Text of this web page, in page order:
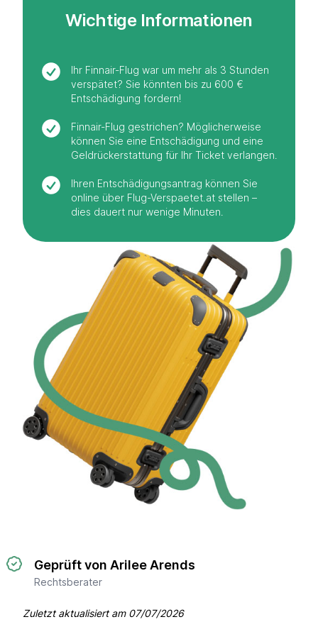
Wichtige Informationen
Ihr Finnair-Flug war um mehr als 3 Stunden
verspätet? Sie könnten bis zu 600 €
Entschädigung fordern!
Finnair-Flug gestrichen? Möglicherweise
können Sie eine Entschädigung und eine
Geldrückerstattung für Ihr Ticket verlangen.
Ihren Entschädigungsantrag können Sie
online über Flug-Verspaetet.at stellen –
dies dauert nur wenige Minuten.
Geprüft von Arilee Arends
Rechtsberater
Zuletzt aktualisiert am 07/07/2026